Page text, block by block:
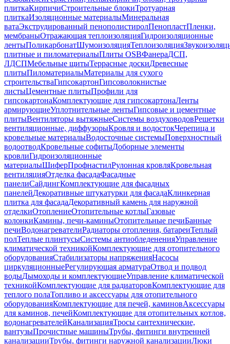
плиткаКирпичиСтроительные блокиТротуарная
плиткаИзоляционные материалыМинеральная
ватаЭкструдированный пенополистиролПенопластПленки,
мембраныОтражающая теплоизоляцияГидроизоляционные
лентыПоликарбонатШумоизоляцияТеплоизоляция
плитные и пиломатериалыПлиты OSBФанераДСП,
ЛДСПМебельные щитыТеррасные доскиДревесные
плитыПиломатериалыМатериалы для сухого
строительстваГипсокартонГипсоволокнистые
листыЦементные плитыПрофили для
гипсокартонаКомплектующие для гипсокартонаЛенты
армирующиеУплотнительные лентыГипсовые и цементные
плитыВентиляторы вытяжныеСистемы воздуховодовРешетки
вентиляционные, диффузорыКровля и водостокЧерепица и
кровельные материалыВодосточные системыПоверхностный
водоотводКровельные софитыДоборные элементы
кровлиГидроизоляционные
материалыШиферПрофнастилРулонная кровляКровельная
вентиляцияОтделка фасадаФасадные
панелиСайдингКомплектующие для фасадных
панелейДекоративные штукатурки для фасадаКлинкерная
плитка для фасадаДекоративный камень для наружной
отделкиОтоплениеОтопительные котлыГазовые
колонкиКамины, печи-каминыОтопительные печиБанные
печиВодонагревателиРадиаторы отопления, батареиТеплый
полТеплые плинтусыСистемы антиобледененияУправление
климатической техникойКомплектующие для отопительного
оборудованияСтабилизаторы напряженияНасосы
циркуляционныеРегулирующая арматураОтвод и подвод
водыДымоходы и комплектующиеУправление климатической
техникойКомплектующие для радиаторовКомплектующие для
теплого полаТопливо и аксессуары для отопительного
оборудованияКомплектующие для печей, каминовАксессуары
для каминов, печейКомплектующие для отопительных котлов,
водонагревателейКанализацияТросы сантехнические,
вантузыПрочистные машиныТрубы, фитинги внутренней
канализацииТрубы, фитинги наружной канализацииЛюки